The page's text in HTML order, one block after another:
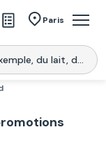
Paris
l'application